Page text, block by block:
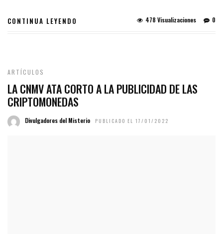
CONTINUA LEYENDO 0
478 Visualizaciones
ARTÍCULOS
LA CNMV ATA CORTO A LA PUBLICIDAD DE LAS
CRIPTOMONEDAS
Divulgadores del Misterio PUBLICADO EL 17/01/2022